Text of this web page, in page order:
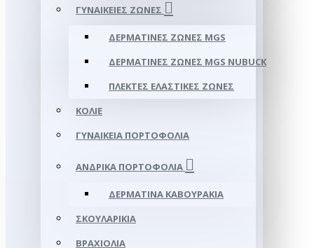
ΓΥΝΑΙΚΕΊΕΣ ΖΏΝΕΣ
ΔΕΡΜΆΤΙΝΕΣ ΖΏΝΕΣ MGS
ΔΕΡΜΆΤΙΝΕΣ ΖΏΝΕΣ MGS NUBUCK
ΠΛΕΚΤΈΣ ΕΛΑΣΤΙΚΈΣ ΖΏΝΕΣ
ΚΟΛΙΈ
ΓΥΝΑΙΚΕΊΑ ΠΟΡΤΟΦΌΛΙΑ
ΑΝΔΡΙΚΆ ΠΟΡΤΟΦΌΛΙΑ
ΔΕΡΜΆΤΙΝΑ ΚΑΒΟΥΡΆΚΙΑ
ΣΚΟΥΛΑΡΊΚΙΑ
ΒΡΑΧΙΌΛΙΑ